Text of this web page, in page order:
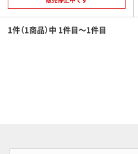
1件（1商品）中 1件目～1件目